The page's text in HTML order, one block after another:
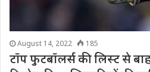
August 14, 2022 185
टाॅप फुटबाॅलर्स की लिस्ट से